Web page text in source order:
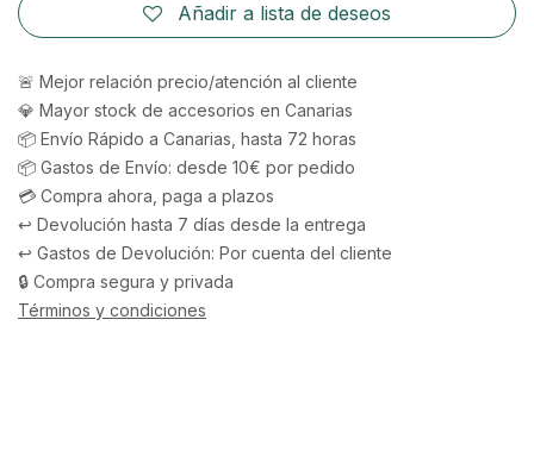
Añadir a lista de deseos
🚨 Mejor relación precio/atención al cliente
💎 Mayor stock de accesorios en Canarias
📦 Envío Rápido a Canarias, hasta 72 horas
📦 Gastos de Envío: desde 10€ por pedido
💳 Compra ahora, paga a plazos
↩️ Devolución hasta 7 días desde la entrega
↩️ Gastos de Devolución: Por cuenta del cliente
🔒 Compra segura y privada
Términos y condiciones